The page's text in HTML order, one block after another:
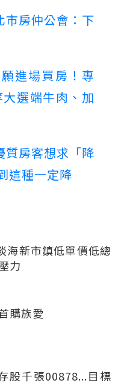
市房仲公會：下
進場買房！專
選端牛肉、加
質房客想求「降
這種一定降
海新市鎮低單價低總
力
購族愛
股千張00878...目標